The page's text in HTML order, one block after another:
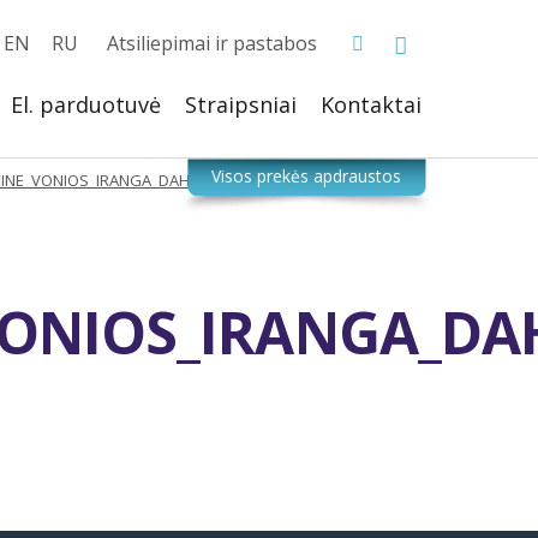
Atsiliepimai ir pastabos
EN RU
El. parduotuvė Straipsniai Kontaktai